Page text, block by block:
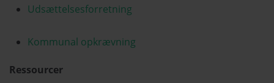
Udsættelsesforretning
Kommunal opkrævning
Ressourcer